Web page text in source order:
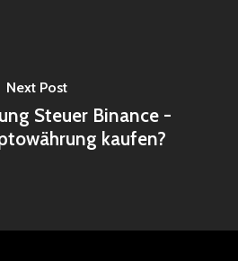
Next Post
Steuer Binance -
kaufen?